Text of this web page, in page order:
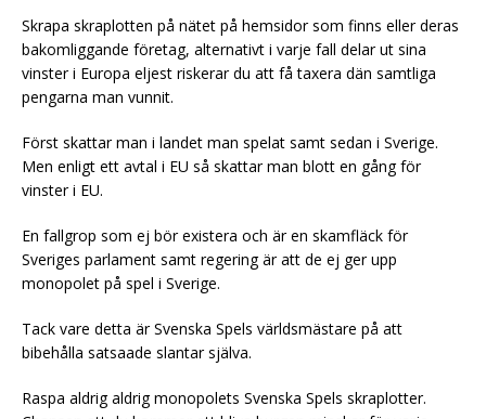
Skrapa skraplotten på nätet på hemsidor som finns eller deras
bakomliggande företag, alternativt i varje fall delar ut sina
vinster i Europa eljest riskerar du att få taxera dän samtliga
pengarna man vunnit.
Först skattar man i landet man spelat samt sedan i Sverige.
Men enligt ett avtal i EU så skattar man blott en gång för
vinster i EU.
En fallgrop som ej bör existera och är en skamfläck för
Sveriges parlament samt regering är att de ej ger upp
monopolet på spel i Sverige.
Tack vare detta är Svenska Spels världsmästare på att
bibehålla satsaade slantar själva.
Raspa aldrig aldrig monopolets Svenska Spels skraplotter.